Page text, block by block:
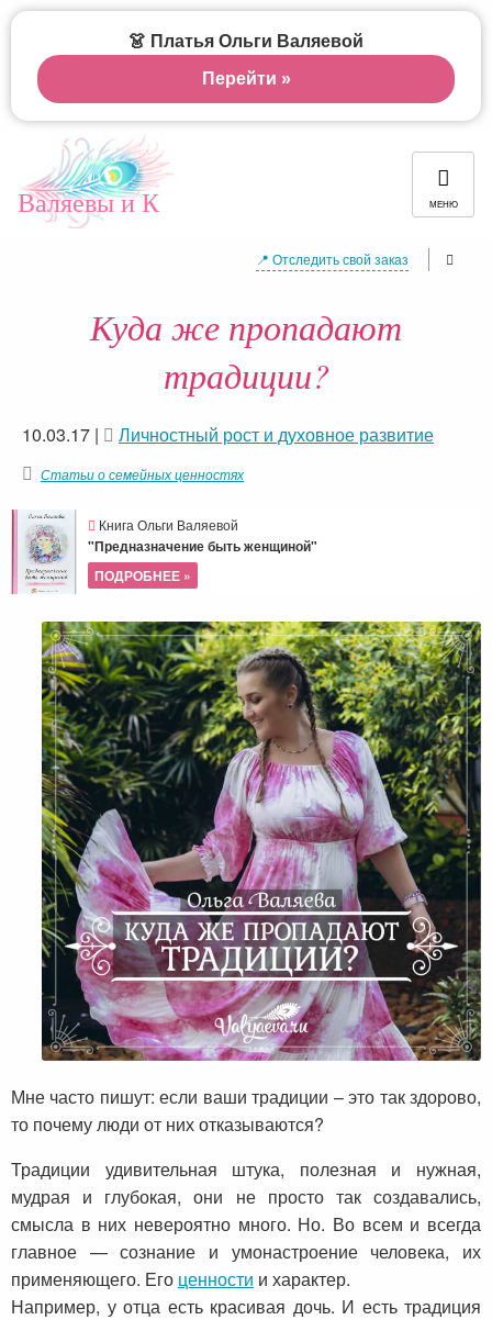
Валяевы и К МЕНЮ
📍 Отследить свой заказ
Куда же пропадают
традиции?
10.03.17 | Личностный рост и духовное развитие
Статьи о семейных ценностях
Книга Ольги Валяевой
"Предназначение быть женщиной"
ПОДРОБНЕЕ »
Мне часто пишут: если ваши традиции – это так здорово,
то почему люди от них отказываются?
Традиции удивительная штука, полезная и нужная,
мудрая и глубокая, они не просто так создавались,
смысла в них невероятно много. Но. Во всем и всегда
главное — сознание и умонастроение человека, их
применяющего. Его ценности и характер.
Например, у отца есть красивая дочь. И есть традиция
👗 Платья Ольги Валяевой
Перейти »